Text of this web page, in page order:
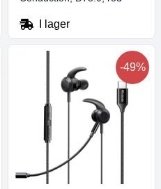
I lager
-49%